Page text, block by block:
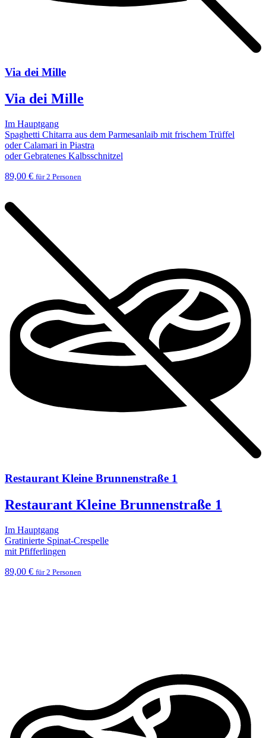
Via dei Mille
Via dei Mille
Im Hauptgang
Spaghetti Chitarra aus dem Parmesanlaib mit frischem Trüffel
oder Calamari in Piastra
oder Gebratenes Kalbsschnitzel
89,00 € für 2 Personen
Restaurant Kleine Brunnenstraße 1
Restaurant Kleine Brunnenstraße 1
Im Hauptgang
Gratinierte Spinat-Crespelle
mit Pfifferlingen
89,00 € für 2 Personen